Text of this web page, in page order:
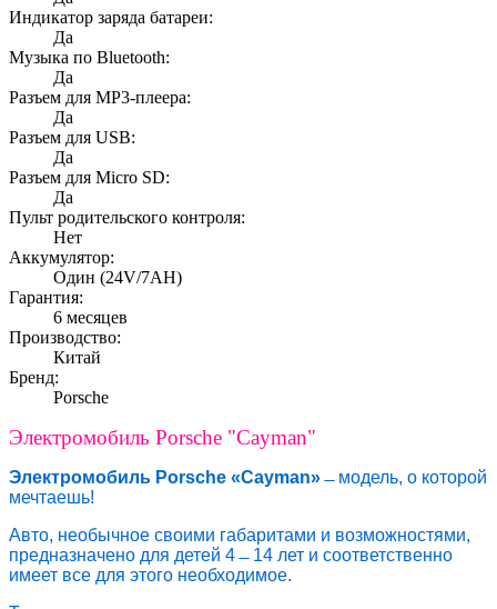
Индикатор заряда батареи:
Да
Музыка по Bluetooth:
Да
Разъем для MP3-плеера:
Да
Разъем для USB:
Да
Разъем для Micro SD:
Да
Пульт родительского контроля:
Нет
Аккумулятор:
Один (24V/7AH)
Гарантия:
6 месяцев
Производство:
Китай
Бренд:
Porsche
Электромобиль Porsche "Cayman"
Электромобиль Porsche «Cayman»̶ модель, о которой
мечтаешь!
Авто, необычное своими габаритами и возможностями,
предназначено для детей 4 ̶ 14 лет и соответственно
имеет все для этого необходимое.